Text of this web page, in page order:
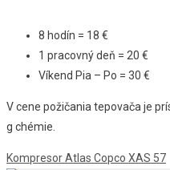
8 hodín = 18 €
1 pracovný deň = 20 €
Víkend Pia – Po = 30 €
V cene požičania tepovača je
g chémie.
Navigácia
Kompresor Atlas Copco XAS 57